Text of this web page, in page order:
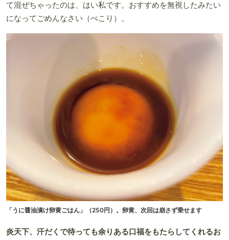
て混ぜちゃったのは、はい私です。おすすめを無視したみたい
になってごめんなさい（ぺこり）。
「うに醤油漬け卵黄ごはん」（250円）。卵黄、次回は崩さず乗せます
炎天下、汗だくで待っても余りある口福をもたらしてくれるお